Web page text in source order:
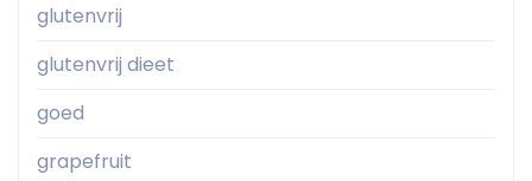
glutenvrij
glutenvrij dieet
goed
grapefruit